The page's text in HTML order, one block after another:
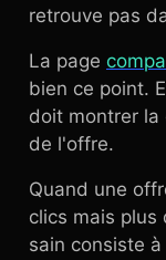
retrouve pas
La page
bien ce point.
doit montrer la
de l'offre.
Quand une
clics mais plus
sain consiste